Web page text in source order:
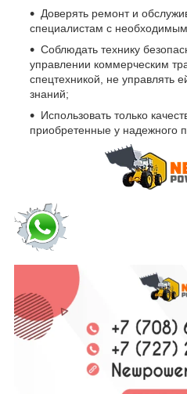
Доверять ремонт и
специалистам с
Соблюдать технику
управлении коммерческим
спецтехникой, не управлять
знаний;
Использовать только
приобретенные у надежного